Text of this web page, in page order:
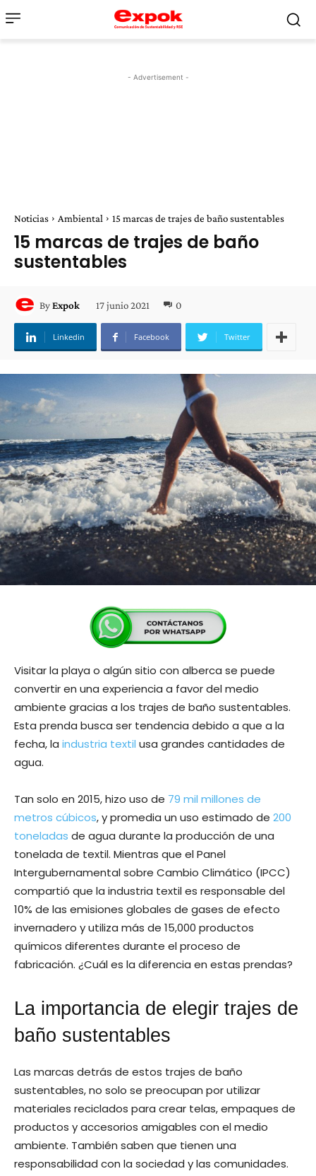
- Advertisement -
Noticias Ambiental 15 marcas de trajes de baño sustentables
15 marcas de trajes de baño
sustentables
ByExpok 17 junio 2021 0
Linkedin Facebook Twitter
Visitar la playa o algún sitio con alberca se puede
convertir en una experiencia a favor del medio
ambiente gracias a los trajes de baño sustentables.
Esta prenda busca ser tendencia debido a que a la
fecha, la industria textil usa grandes cantidades de
agua.
Tan solo en 2015, hizo uso de 79 mil millones de
metros cúbicos, y promedia un uso estimado de 200
toneladas de agua durante la producción de una
tonelada de textil. Mientras que el Panel
Intergubernamental sobre Cambio Climático (IPCC)
compartió que la industria textil es responsable del
10% de las emisiones globales de gases de efecto
invernadero y utiliza más de 15,000 productos
químicos diferentes durante el proceso de
fabricación. ¿Cuál es la diferencia en estas prendas?
La importancia de elegir trajes de
baño sustentables
Las marcas detrás de estos trajes de baño
sustentables, no solo se preocupan por utilizar
materiales reciclados para crear telas, empaques de
productos y accesorios amigables con el medio
ambiente. También saben que tienen una
responsabilidad con la sociedad y las comunidades.